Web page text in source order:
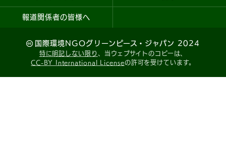
報道関係者の皆様へ
国際環境NGOグリーンピース・ジャパン 2024
特に明記しない限り 、当ウェブサイトのコピーは、
CC-BY International Licenseの許可を受けています。